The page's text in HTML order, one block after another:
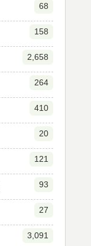
68
158
2,658
264
410
20
121
93
27
3,091